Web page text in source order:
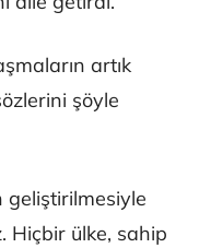
artık
şöyle
geliştirilmesiyle
Hiçbir ülke, sahip